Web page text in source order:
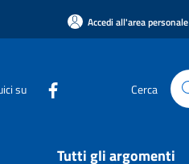
Accedi all'area personale
su Cerca
Tutti gli argomenti